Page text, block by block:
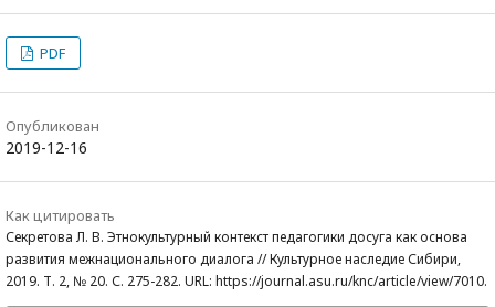
PDF
Опубликован
2019-12-16
Как цитировать
Секретова Л. В. Этнокультурный контекст педагогики досуга как основа
развития межнационального диалога // Культурное наследие Сибири,
2019. Т. 2, № 20. С. 275-282. URL: https://journal.asu.ru/knc/article/view/7010.